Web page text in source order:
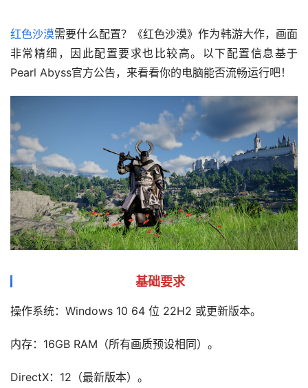
红色沙漠需要什么配置？《红色沙漠》作为韩游大作，画面
非常精细，因此配置要求也比较高。以下配置信息基于
Pearl Abyss官方公告，来看看你的电脑能否流畅运行吧！
基础要求
操作系统：Windows 10 64 位 22H2 或更新版本。
内存：16GB RAM（所有画质预设相同）。
DirectX：12（最新版本）。